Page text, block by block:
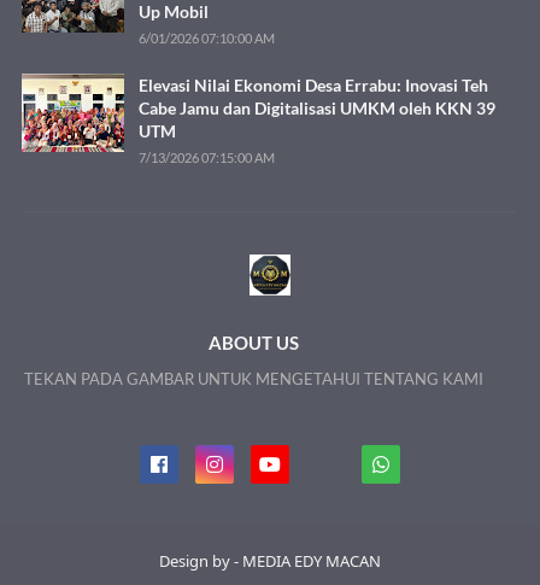
Up Mobil
6/01/2026 07:10:00 AM
Elevasi Nilai Ekonomi Desa Errabu: Inovasi Teh
Cabe Jamu dan Digitalisasi UMKM oleh KKN 39
UTM
7/13/2026 07:15:00 AM
ABOUT US
TEKAN PADA GAMBAR UNTUK MENGETAHUI TENTANG KAMI
Design by - MEDIA EDY MACAN